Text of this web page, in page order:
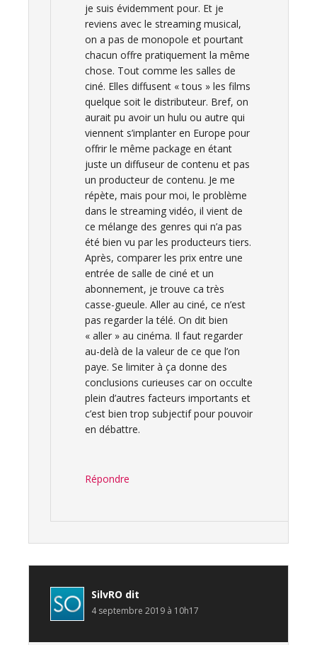
je suis évidemment pour. Et je
reviens avec le streaming musical,
on a pas de monopole et pourtant
chacun offre pratiquement la même
chose. Tout comme les salles de
ciné. Elles diffusent « tous » les films
quelque soit le distributeur. Bref, on
aurait pu avoir un hulu ou autre qui
viennent s’implanter en Europe pour
offrir le même package en étant
juste un diffuseur de contenu et pas
un producteur de contenu. Je me
répète, mais pour moi, le problème
dans le streaming vidéo, il vient de
ce mélange des genres qui n’a pas
été bien vu par les producteurs tiers.
Après, comparer les prix entre une
entrée de salle de ciné et un
abonnement, je trouve ca très
casse-gueule. Aller au ciné, ce n’est
pas regarder la télé. On dit bien
« aller » au cinéma. Il faut regarder
au-delà de la valeur de ce que l’on
paye. Se limiter à ça donne des
conclusions curieuses car on occulte
plein d’autres facteurs importants et
c’est bien trop subjectif pour pouvoir
en débattre.
Répondre
SilvRO dit
4 septembre 2019 à 10h17